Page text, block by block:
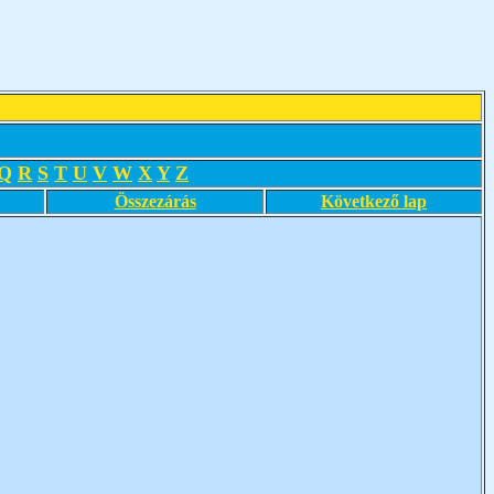
R S T U V W X Y Z
Összezárás Következő lap